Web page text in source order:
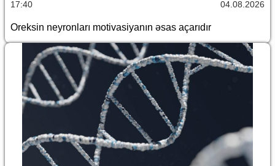
17:40 04.08.2026
Oreksin neyronları motivasiyanın əsas açarıdır